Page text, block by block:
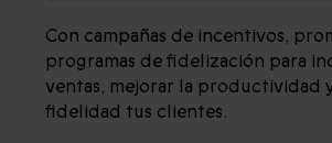
Con campañas de incentivos,
programas de fidelización para
ventas, mejorar la productividad
fidelidad tus clientes.